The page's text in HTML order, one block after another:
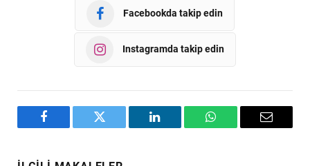
Facebookda takip edin
Instagramda takip edin
Facebook Twitter LinkedIn WhatsAppEmail